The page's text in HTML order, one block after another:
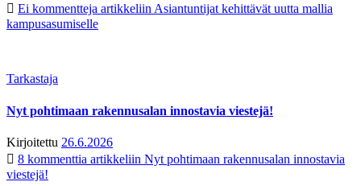
Ei kommentteja artikkeliin Asiantuntijat kehittävät uutta mallia
kampusasumiselle
Tarkastaja
Nyt pohtimaan rakennusalan innostavia viestejä!
Kirjoitettu 26.6.2026
8 kommenttia artikkeliin Nyt pohtimaan rakennusalan innostavia
viestejä!